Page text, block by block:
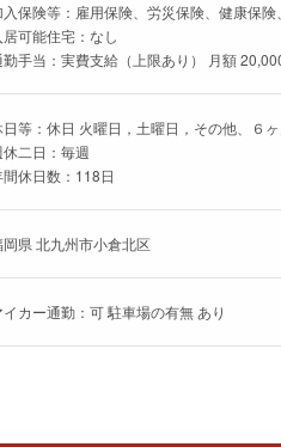
入保険等：雇用保険、労災保険、健康保
居可能住宅：なし
勤手当：実費支給（上限あり） 月額
日等：休日 火曜日，土曜日，その他、６
休二日：毎週
間休日数：118日
岡県 北九州市小倉北区
イカー通勤：可 駐車場の有無 あり